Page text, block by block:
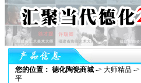
您的位置： 德化陶瓷商城 -> 大师精品 ->
平